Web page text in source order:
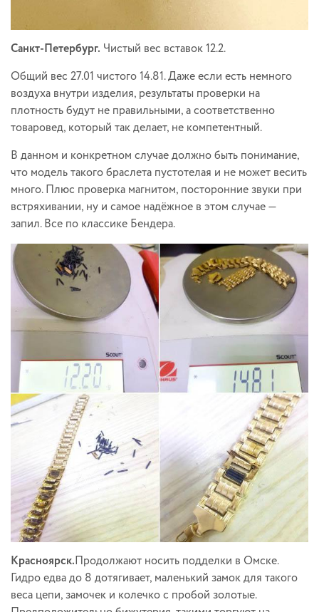
Санкт-Петербург. Чистый вес вставок 12.2.
Общий вес 27.01 чистого 14.81. Даже если есть немного
воздуха внутри изделия, результаты проверки на
плотность будут не правильными, а соответственно
товаровед, который так делает, не компетентный.
В данном и конкретном случае должно быть понимание,
что модель такого браслета пустотелая и не может весить
много. Плюс проверка магнитом, посторонние звуки при
встряхивании, ну и самое надёжное в этом случае —
запил. Все по классике Бендера.
Красноярск.Продолжают носить подделки в Омске.
Гидро едва до 8 дотягивает, маленький замок для такого
веса цепи, замочек и колечко с пробой золотые.